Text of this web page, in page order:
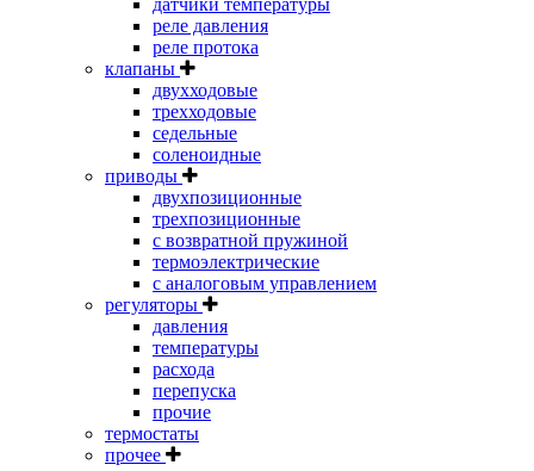
реле давления
реле протока
клапаны
двухходовые
трехходовые
седельные
соленоидные
приводы
двухпозиционные
трехпозиционные
с возвратной пружиной
термоэлектрические
с аналоговым управлением
регуляторы
давления
температуры
расхода
перепуска
прочие
термостаты
прочее